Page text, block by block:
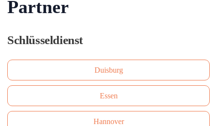
Partner
Schlüsseldienst
Duisburg
Essen
Hannover